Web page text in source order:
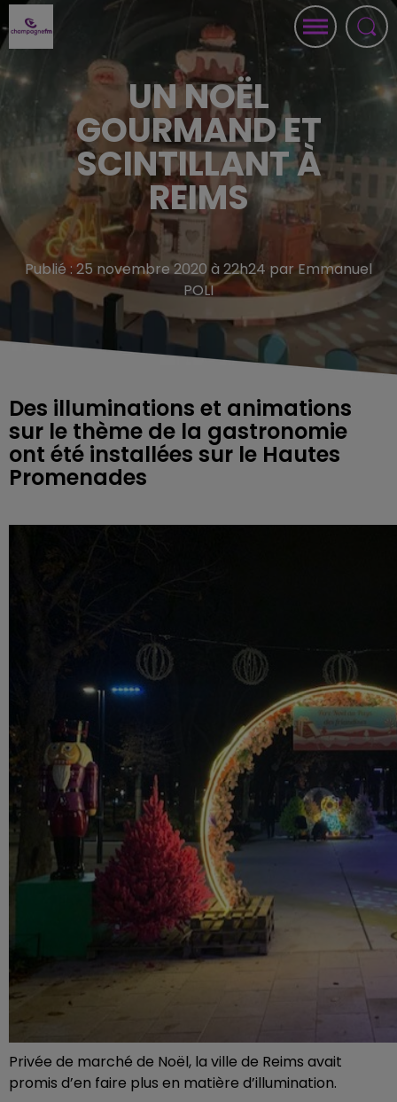
UN NOËL
GOURMAND ET
SCINTILLANT À
REIMS
Publié : 25 novembre 2020 à 22h24 par Emmanuel
POLI
Des illuminations et animations
sur le thème de la gastronomie
ont été installées sur le Hautes
Promenades
Privée de marché de Noël, la ville de Reims avait
promis d’en faire plus en matière d’illumination.